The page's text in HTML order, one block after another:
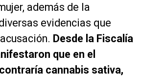
además de la
evidencias que
Desde la Fiscalía
que en el
cannabis sativa,